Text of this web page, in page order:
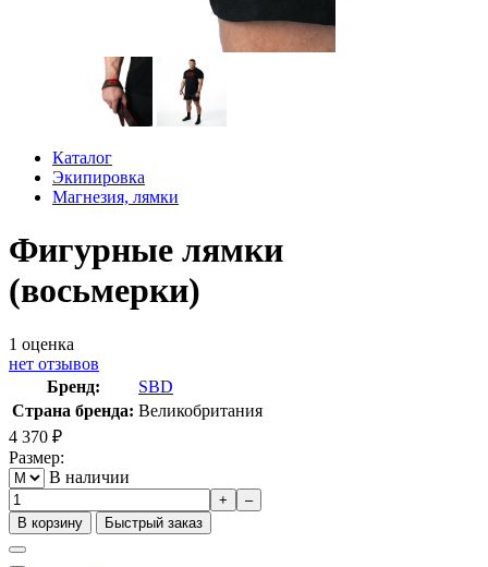
Каталог
Экипировка
Магнезия, лямки
Фигурные лямки
(восьмерки)
1 оценка
нет отзывов
Бренд:
SBD
Страна бренда: Великобритания
4 370 ₽
Размер:
В наличии
+
–
В корзину
Быстрый заказ